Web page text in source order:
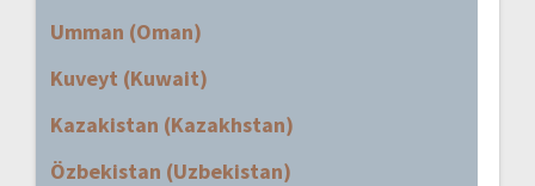
Umman (Oman)
Kuveyt (Kuwait)
Kazakistan (Kazakhstan)
Özbekistan (Uzbekistan)